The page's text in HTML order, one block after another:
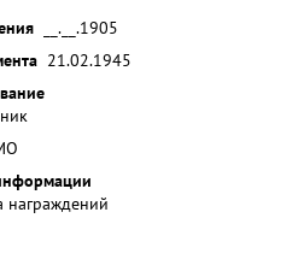
__.__.1905
21.02.1945
награждений